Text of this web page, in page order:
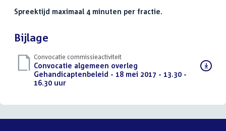
Spreektijd maximaal 4 minuten per fractie.
Bijlage
Convocatie commissieactiviteit
Download
bestand:
Convocatie algemeen overleg
Gehandicaptenbeleid - 18 mei 2017 - 13.30 -
16.30 uur(PDF)